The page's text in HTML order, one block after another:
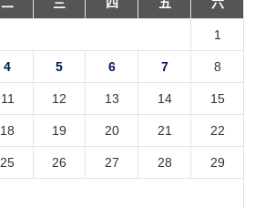
1
4 5 6 7 8
11 12 13 14 15
18 19 20 21 22
25 26 27 28 29